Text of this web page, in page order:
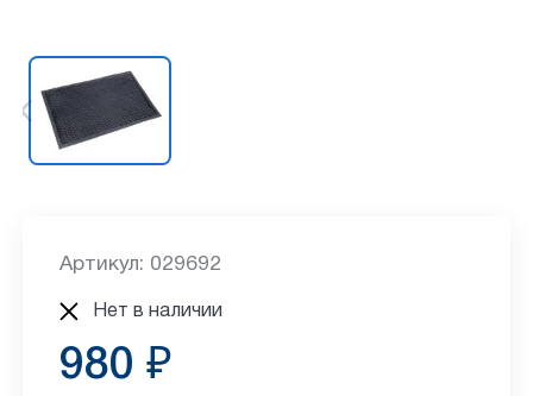
Артикул: 029692
Нет в наличии
980 ₽